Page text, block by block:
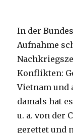
In der
Aufnahme
Konflikten:
Vietnam und
damals hat
u. a. von der
gerettet und